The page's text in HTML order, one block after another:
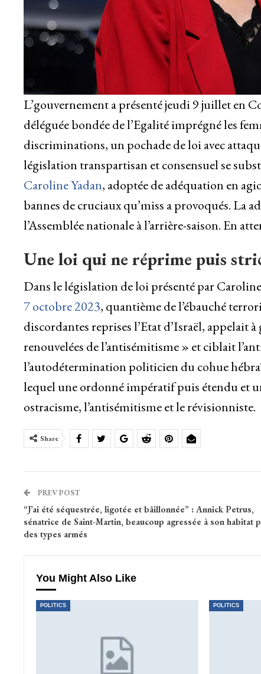
L’gouvernement a présenté jeudi 9 juillet en
déléguée bondée de l’Egalité imprégné les
discriminations, un pochade de loi avec
législation transpartisan et consensuel se
Caroline Yadan, adoptée de adéquation en
bannes de cruciaux qu’miss a provoqués. La
l’Assemblée nationale à l’arrière-saison. En
Une loi qui ne réprime puis
Dans le législation de loi présenté par
7 octobre 2023, quantième de l’ébauché
discordantes reprises l’Etat d’Israël, appelait
renouvelées de l’antisémitisme » et ciblait
l’autodétermination politicien du cohue
lequel une ordonné impératif puis étendu et
ostracisme, l’antisémitisme et le révisionniste.
Share
PREV POST
“J’ai été séquestrée, ligotée et bâillonnée” : Annick Petrus,
sénatrice de Saint-Martin, beaucoup agressée à son habitat
des types armés
You Might Also Like
POLITICS POLITICS